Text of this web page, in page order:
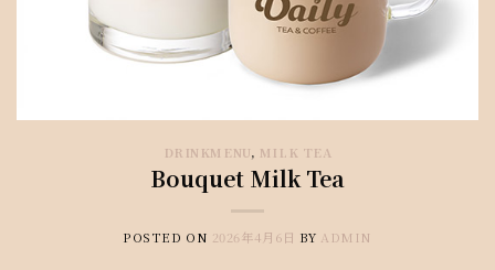
DRINKMENU, MILK TEA
Bouquet Milk Tea
POSTED ON 2026年4月6日 BY ADMIN